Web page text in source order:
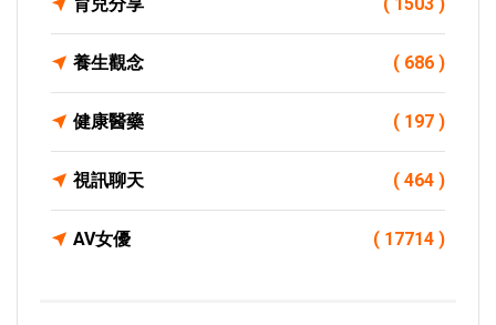
養生觀念 ( 686 )
健康醫藥 ( 197 )
視訊聊天 ( 464 )
AV女優 ( 17714 )